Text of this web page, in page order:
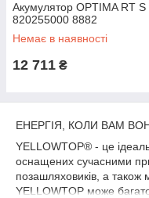
Акумулятор OPTIMA RT S
820255000 8882
Немає в наявності
12 711 ₴
ЕНЕРГІЯ, КОЛИ ВАМ
YELLOWTOP® - це
оснащених сучасними
позашляховиків, а також
YELLOWTOP може